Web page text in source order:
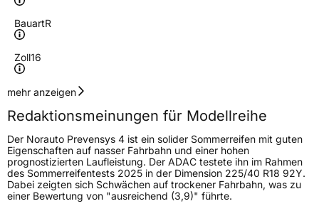
BauartR
Zoll16
Geschwindigkeitsindex
Höchstgeschwindigkeit
270 km/h
Lastindex94
Höchstlast670 kg
mehr anzeigen
Redaktionsmeinungen für Modellreihe
Der Norauto Prevensys 4 ist ein solider Sommerreifen mit guten
Eigenschaften auf nasser Fahrbahn und einer hohen
prognostizierten Laufleistung. Der ADAC testete ihn im Rahmen
des Sommerreifentests 2025 in der Dimension 225/40 R18 92Y.
Dabei zeigten sich Schwächen auf trockener Fahrbahn, was zu
einer Bewertung von "ausreichend (3,9)" führte.